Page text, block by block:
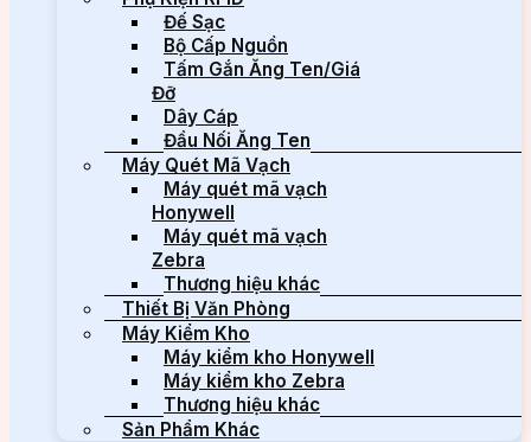
Đế Sạc
Bộ Cấp Nguồn
Tấm Gắn Ăng Ten/Giá
Đỡ
Dây Cáp
Đầu Nối Ăng Ten
Máy Quét Mã Vạch
Máy quét mã vạch
Honywell
Máy quét mã vạch
Zebra
Thương hiệu khác
Thiết Bị Văn Phòng
Máy Kiểm Kho
Máy kiểm kho Honywell
Máy kiểm kho Zebra
Thương hiệu khác
Sản Phẩm Khác